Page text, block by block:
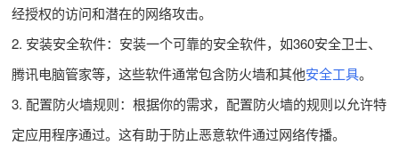
经授权的访问和潜在的网络攻击。
2. 安装安全软件：安装一个可靠的安全软件，如360安全卫士、
腾讯电脑管家等，这些软件通常包含防火墙和其他安全工具。
3. 配置防火墙规则：根据你的需求，配置防火墙的规则以允许特
定应用程序通过。这有助于防止恶意软件通过网络传播。